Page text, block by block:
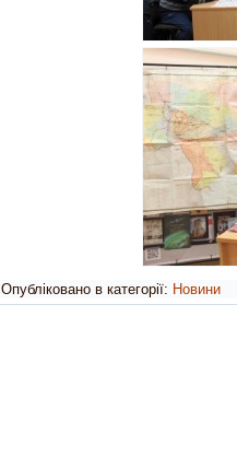
Опубліковано в категорії: Новини